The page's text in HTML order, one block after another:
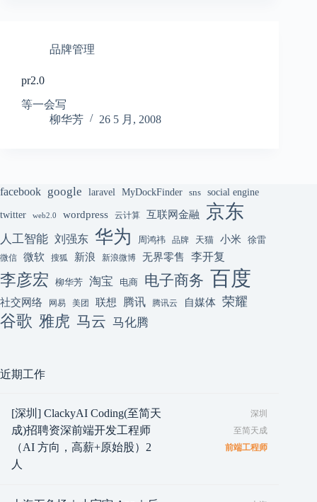
品牌管理
pr2.0
等一会写
柳华芳
26 5 月, 2008
facebook google laravel MyDockFinder sns social engine
twitter web2.0 wordpress 云计算 互联网金融 京东
人工智能 刘强东 华为 周鸿祎 品牌 天猫 小米 徐雷
微信 微软 搜狐 新浪 新浪微博 无界零售 李开复
李彦宏 柳华芳 淘宝 电商 电子商务 百度
社交网络 网易 美团 联想 腾讯 腾讯云 自媒体 荣耀
谷歌 雅虎 马云 马化腾
近期工作
[深圳] ClackyAI Coding(至简天
成)招聘资深前端开发工程师
（AI 方向，高薪+原始股）2
人
深圳
至简天成
前端工程师